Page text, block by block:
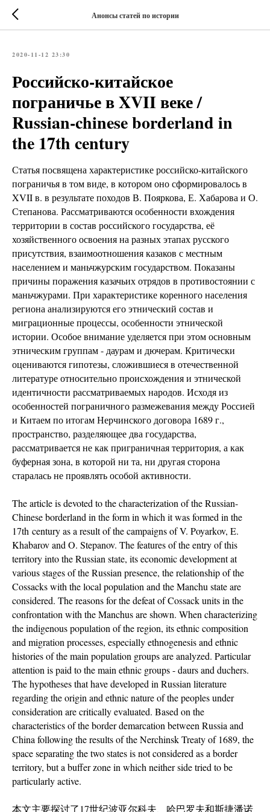
Анонсы статей по истории
2020-11-12 23:30
Российско-китайское
пограничье в XVII веке /
Russian-chinese borderland in
the 17th century
Статья посвящена характеристике российско-китайского
пограничья в том виде, в котором оно сформировалось в
XVII в. в результате походов В. Пояркова, Е. Хабарова и О.
Степанова. Рассматриваются особенности вхождения
территории в состав российского государства, её
хозяйственного освоения на разных этапах русского
присутствия, взаимоотношения казаков с местным
населением и маньчжурским государством. Показаны
причины поражения казачьих отрядов в противостоянии с
маньчжурами. При характеристике коренного населения
региона анализируются его этнический состав и
миграционные процессы, особенности этнической
истории. Особое внимание уделяется при этом основным
этническим группам - даурам и дючерам. Критически
оцениваются гипотезы, сложившиеся в отечественной
литературе относительно происхождения и этнической
идентичности рассматриваемых народов. Исходя из
особенностей пограничного размежевания между Россией
и Китаем по итогам Нерчинского договора 1689 г.,
пространство, разделяющее два государства,
рассматривается не как приграничная территория, а как
буферная зона, в которой ни та, ни другая сторона
старалась не проявлять особой активности.
The article is devoted to the characterization of the Russian-
Chinese borderland in the form in which it was formed in the
17th century as a result of the campaigns of V. Poyarkov, E.
Khabarov and O. Stepanov. The features of the entry of this
territory into the Russian state, its economic development at
various stages of the Russian presence, the relationship of the
Cossacks with the local population and the Manchu state are
considered. The reasons for the defeat of Cossack units in the
confrontation with the Manchus are shown. When characterizing
the indigenous population of the region, its ethnic composition
and migration processes, especially ethnogenesis and ethnic
histories of the main population groups are analyzed. Particular
attention is paid to the main ethnic groups - daurs and duchers.
The hypotheses that have developed in Russian literature
regarding the origin and ethnic nature of the peoples under
consideration are critically evaluated. Based on the
characteristics of the border demarcation between Russia and
China following the results of the Nerchinsk Treaty of 1689, the
space separating the two states is not considered as a border
territory, but a buffer zone in which neither side tried to be
particularly active.
本文主要探讨了17世纪波亚尔科夫、哈巴罗夫和斯捷潘诺